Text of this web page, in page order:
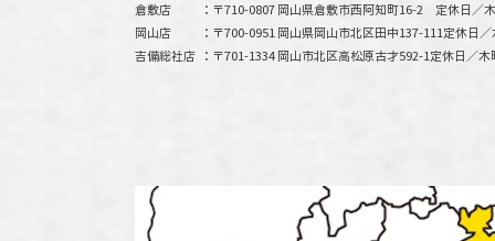
倉敷店
〒710-0807 岡山県倉敷市西阿知町16-2 定休日／
岡山店
〒700-0951 岡山県岡山市北区田中137-111 定休日
吉備総社店
〒701-1334 岡山市北区高松原古才592-1 定休日／木